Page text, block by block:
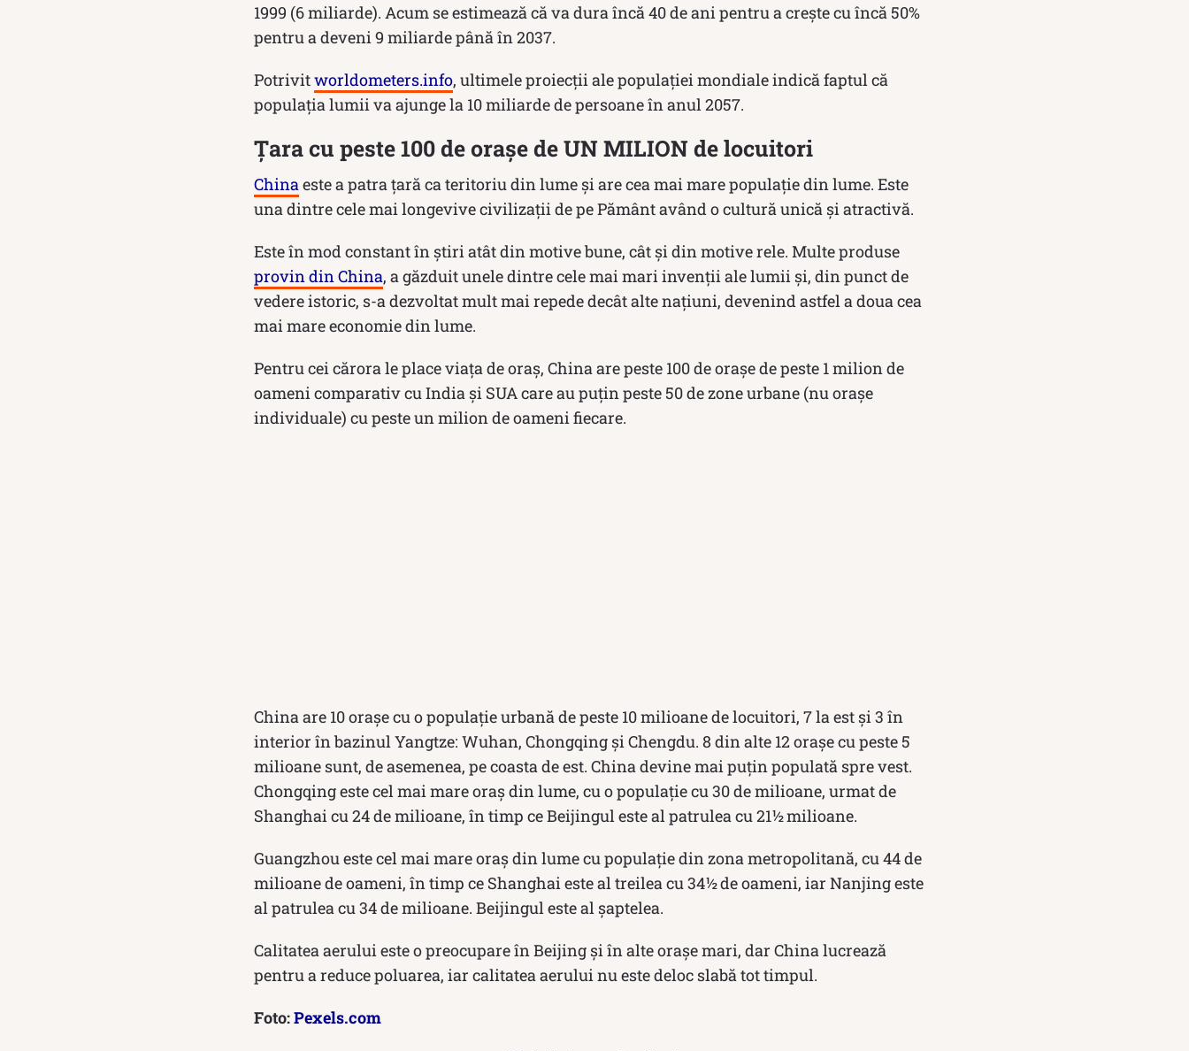
1999 (6 miliarde). Acum se estimează că va dura încă 40 de ani pentru a crește cu încă 50%
pentru a deveni 9 miliarde până în 2037.
Potrivitworldometers.info, ultimele proiecții ale populației mondiale indică faptul că
populația lumii va ajunge la 10 miliarde de persoane în anul 2057.
Țara cu peste 100 de orașe de UN MILION de locuitori
China este a patra țară ca teritoriu din lume și are cea mai mare populație din lume. Este
una dintre cele mai longevive civilizații de pe Pământ având o cultură unică și atractivă.
Este în mod constant în știri atât din motive bune, cât și din motive rele. Multe produse
provin din China, a găzduit unele dintre cele mai mari invenții ale lumii și, din punct de
vedere istoric, s-a dezvoltat mult mai repede decât alte națiuni, devenind astfel a doua cea
mai mare economie din lume.
Pentru cei cărora le place viața de oraș, China are peste 100 de orașe de peste 1 milion de
oameni comparativ cu India și SUA care au puțin peste 50 de zone urbane (nu orașe
individuale) cu peste un milion de oameni fiecare.
China are 10 orașe cu o populație urbană de peste 10 milioane de locuitori, 7 la est și 3 în
interior în bazinul Yangtze: Wuhan, Chongqing și Chengdu. 8 din alte 12 orașe cu peste 5
milioane sunt, de asemenea, pe coasta de est. China devine mai puțin populată spre vest.
Chongqing este cel mai mare oraș din lume, cu o populație cu 30 de milioane, urmat de
Shanghai cu 24 de milioane, în timp ce Beijingul este al patrulea cu 21½ milioane.
Guangzhou este cel mai mare oraș din lume cu populație din zona metropolitană, cu 44 de
milioane de oameni, în timp ce Shanghai este al treilea cu 34½ de oameni, iar Nanjing este
al patrulea cu 34 de milioane. Beijingul este al șaptelea.
Calitatea aerului este o preocupare în Beijing și în alte orașe mari, dar China lucrează
pentru a reduce poluarea, iar calitatea aerului nu este deloc slabă tot timpul.
Foto:Pexels.com